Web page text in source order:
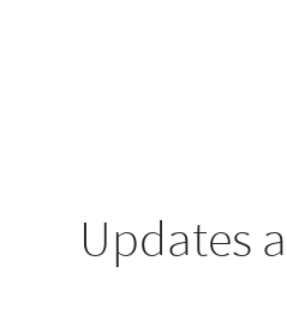
Updates